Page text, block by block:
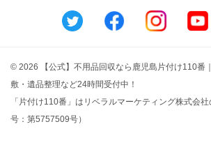
© 2026 【公式】不用品回収なら鹿児島片付け110番
敷・遺品整理など24時間受付中！
「片付け110番」はリベラルマーケティング株式会
号：第5757509号）